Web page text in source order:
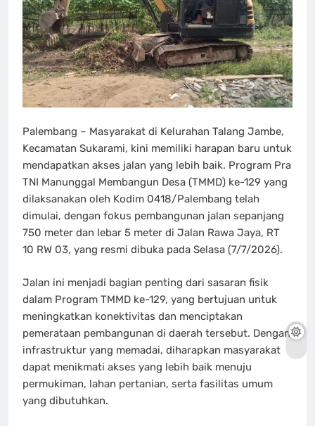
Palembang – Masyarakat di Kelurahan Talang Jambe,
Kecamatan Sukarami, kini memiliki harapan baru untuk
mendapatkan akses jalan yang lebih baik. Program Pra
TNI Manunggal Membangun Desa (TMMD) ke-129 yang
dilaksanakan oleh Kodim 0418/Palembang telah
dimulai, dengan fokus pembangunan jalan sepanjang
750 meter dan lebar 5 meter di Jalan Rawa Jaya, RT
10 RW 03, yang resmi dibuka pada Selasa (7/7/2026).
Jalan ini menjadi bagian penting dari sasaran fisik
dalam Program TMMD ke-129, yang bertujuan untuk
meningkatkan konektivitas dan menciptakan
pemerataan pembangunan di daerah tersebut. Dengan
infrastruktur yang memadai, diharapkan masyarakat
dapat menikmati akses yang lebih baik menuju
permukiman, lahan pertanian, serta fasilitas umum
yang dibutuhkan.